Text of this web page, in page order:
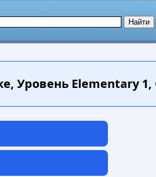
Уровень Elementary 1,